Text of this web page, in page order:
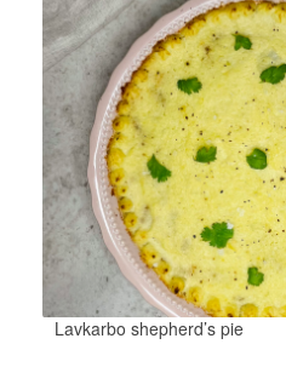
Lavkarbo shepherd’s pie